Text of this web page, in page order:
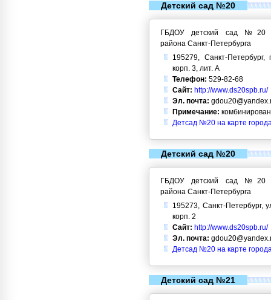
Детский сад №20
ГБДОУ детский сад №20
района Санкт-Петербурга
195279, Санкт-
корп. 3, лит. А
Телефон: 529-82-68
Сайт: http://www.ds20spb.ru/
Эл. почта:
Примечание:
Детсад №20 на карте
Детский сад №20
ГБДОУ детский сад №20
района Санкт-Петербурга
195273, Санкт-Петербург,
корп. 2
Сайт: http://www.ds20spb.ru/
Эл. почта:
Детсад №20 на карте
Детский сад №21